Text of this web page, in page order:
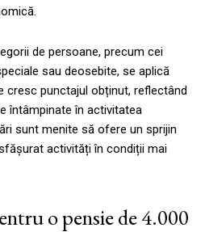
de persoane, precum cei
sau deosebite, se aplică
cresc punctajul obținut, reflectând
întâmpinate în activitatea
sunt menite să ofere un sprijin
activități în condiții mai
o pensie de 4.000